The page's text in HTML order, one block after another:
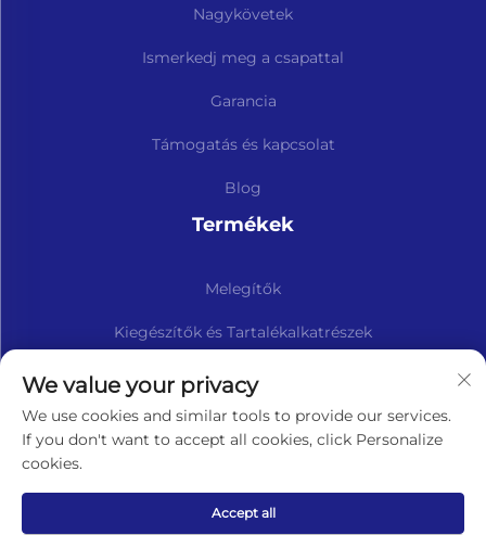
Nagykövetek
Ismerkedj meg a csapattal
Garancia
Támogatás és kapcsolat
Blog
Termékek
Melegítők
Kiegészítők és Tartalékalkatrészek
Feliratkozás
Szerzői jog © Lavaner (Beijing) Kereskedelmi Korlátolt
We value your privacy
We use cookies and similar tools to provide our services.
If you don't want to accept all cookies, click Personalize
cookies.
Accept all